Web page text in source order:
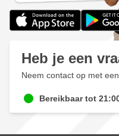
Heb je een
Neem contact op met
Bereikbaar tot